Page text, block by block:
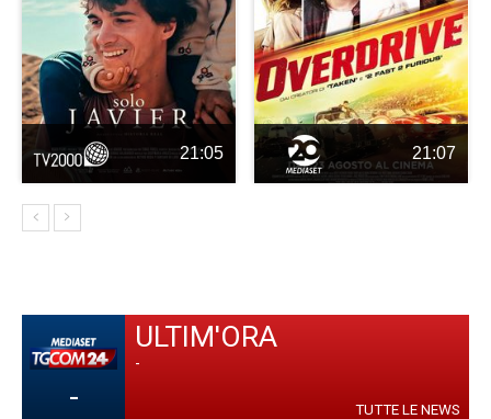
21:05 21:07
-
ULTIM'ORA
-
TUTTE LE NEWS